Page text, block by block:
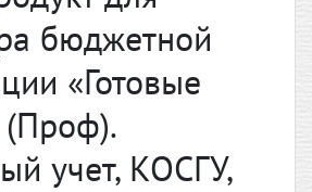
бюджетной
«Готовые
учет, КОСГУ,